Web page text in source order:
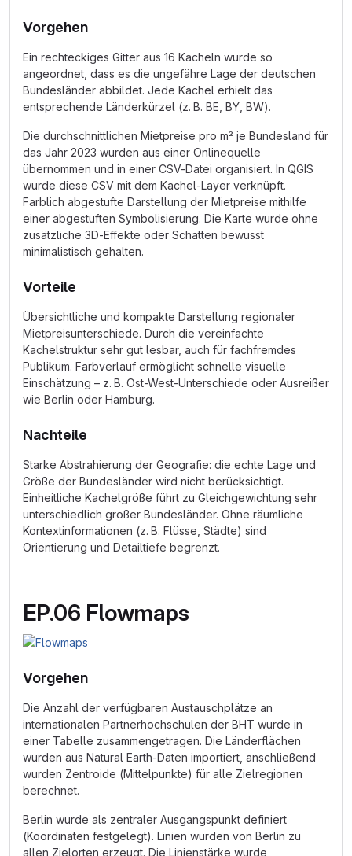
Vorgehen
Ein rechteckiges Gitter aus 16 Kacheln wurde so
angeordnet, dass es die ungefähre Lage der deutschen
Bundesländer abbildet. Jede Kachel erhielt das
entsprechende Länderkürzel (z. B. BE, BY, BW).
Die durchschnittlichen Mietpreise pro m² je Bundesland für
das Jahr 2023 wurden aus einer Onlinequelle
übernommen und in einer CSV-Datei organisiert. In QGIS
wurde diese CSV mit dem Kachel-Layer verknüpft.
Farblich abgestufte Darstellung der Mietpreise mithilfe
einer abgestuften Symbolisierung. Die Karte wurde ohne
zusätzliche 3D-Effekte oder Schatten bewusst
minimalistisch gehalten.
Vorteile
Übersichtliche und kompakte Darstellung regionaler
Mietpreisunterschiede. Durch die vereinfachte
Kachelstruktur sehr gut lesbar, auch für fachfremdes
Publikum. Farbverlauf ermöglicht schnelle visuelle
Einschätzung – z. B. Ost-West-Unterschiede oder Ausreißer
wie Berlin oder Hamburg.
Nachteile
Starke Abstrahierung der Geografie: die echte Lage und
Größe der Bundesländer wird nicht berücksichtigt.
Einheitliche Kachelgröße führt zu Gleichgewichtung sehr
unterschiedlich großer Bundesländer. Ohne räumliche
Kontextinformationen (z. B. Flüsse, Städte) sind
Orientierung und Detailtiefe begrenzt.
EP.06 Flowmaps
Vorgehen
Die Anzahl der verfügbaren Austauschplätze an
internationalen Partnerhochschulen der BHT wurde in
einer Tabelle zusammengetragen. Die Länderflächen
wurden aus Natural Earth-Daten importiert, anschließend
wurden Zentroide (Mittelpunkte) für alle Zielregionen
berechnet.
Berlin wurde als zentraler Ausgangspunkt definiert
(Koordinaten festgelegt). Linien wurden von Berlin zu
allen Zielorten erzeugt. Die Linienstärke wurde